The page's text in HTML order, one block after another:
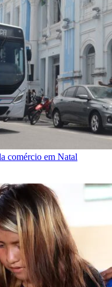
comércio em Natal